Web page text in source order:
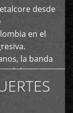
desde
en el
la banda